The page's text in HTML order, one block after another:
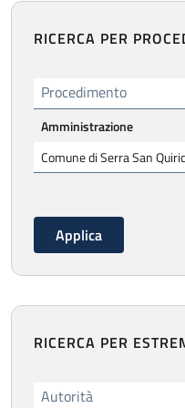
RICERCA PER
Procedimento
Amministrazione
RICERCA PER
Autorità